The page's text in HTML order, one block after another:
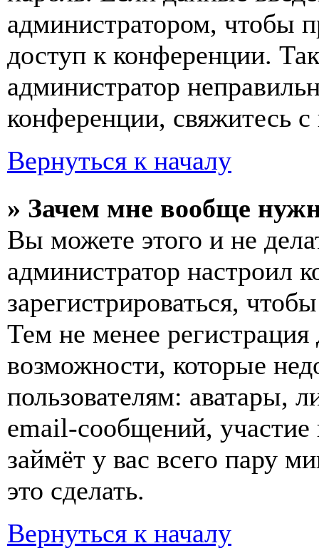
администратором, чтобы
доступ к конференции.
администратор
конференции, свяжитесь
Вернуться к началу
» Зачем мне вообще
Вы можете этого и не
администратор
зарегистрироваться,
Тем не менее
возможности, которые
пользователям: аватары,
email-сообщений, участие
займёт у вас всего пару
это сделать.
Вернуться к началу